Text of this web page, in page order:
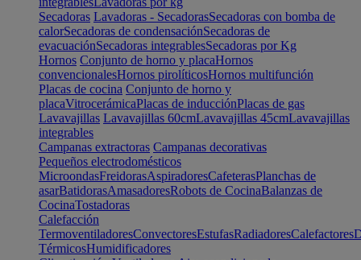
Secadoras Lavadoras - SecadorasSecadoras con bomba de
calorSecadoras de condensaciónSecadoras de
evacuaciónSecadoras integrablesSecadoras por Kg
Hornos Conjunto de horno y placaHornos
convencionalesHornos pirolíticosHornos multifunción
Placas de cocina Conjunto de horno y
placaVitrocerámicaPlacas de inducciónPlacas de gas
Lavavajillas Lavavajillas 60cmLavavajillas 45cmLavavajillas
integrables
Campanas extractoras Campanas decorativas
Pequeños electrodomésticos
MicroondasFreidorasAspiradoresCafeterasPlanchas de
asarBatidorasAmasadoresRobots de CocinaBalanzas de
CocinaTostadoras
Calefacción
TermoventiladoresConvectoresEstufasRadiadoresCalefactores
TérmicosHumidificadores